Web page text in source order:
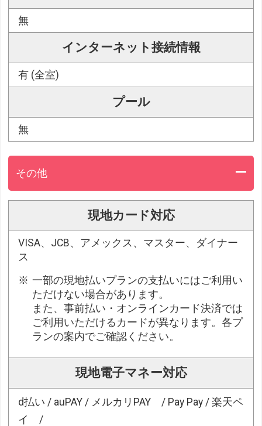
無
インターネット接続情報
有 (全室)
プール
無
その他
現地カード対応
VISA、JCB、アメックス、マスター、ダイナー
ス
一部の現地払いプランの支払いにはご利用い
ただけない場合があります。
また、事前払い・オンラインカード決済では
ご利用いただけるカードが異なります。各プ
ランの案内でご確認ください。
現地電子マネー対応
d払い / auPAY / メルカリPAY / Pay Pay / 楽天ペ
イ /